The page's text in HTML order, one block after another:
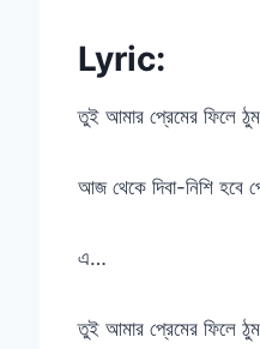
Lyric:
তুই আমার প্রেমের ফিলে
আজ থেকে দিবা-নিশি হবে
এ…
তুই আমার প্রেমের ফিলে